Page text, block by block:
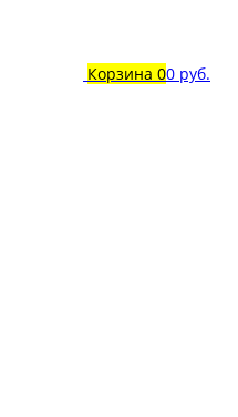
Корзина 00 руб.